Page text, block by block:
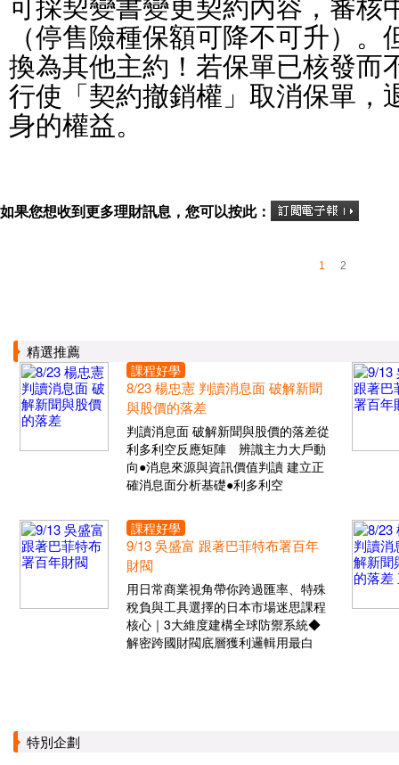
（停售險種保額可降不可升）
換為其他主約！若保單已核發而
行使「契約撤銷權」取消保單，
身的權益。
如果您想收到更多理財訊息，您可以按此：
1 2
精選推薦
課程好學
8/23 楊忠憲 判讀消息面 破解新聞
與股價的落差
判讀消息面 破解新聞與股價的落差從
利多利空反應矩陣 辨識主力大戶動
向●消息來源與資訊價值判讀 建立正
確消息面分析基礎●利多利空
課程好學
9/13 吳盛富 跟著巴菲特布署百年
財閥
用日常商業視角帶你跨過匯率、特殊
稅負與工具選擇的日本市場迷思課程
核心｜3大維度建構全球防禦系統◆
解密跨國財閥底層獲利邏輯用最白
特別企劃